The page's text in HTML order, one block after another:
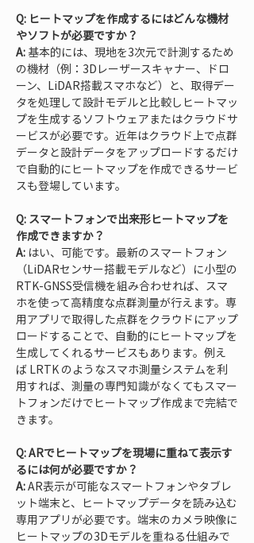
Q: ヒートマップを作成するにはどんな機材
やソフトが必要ですか？
A: 基本的には、現地を3次元で計測するため
の機材（例：3Dレーザースキャナー、ドロ
ーン、LiDAR搭載スマホなど）と、取得デー
タを処理して設計モデルと比較しヒートマッ
プを生成するソフトウェアまたはクラウドサ
ービスが必要です。近年はクラウド上で点群
データと設計データをアップロードするだけ
で自動的にヒートマップを作成できるサービ
スも登場しています。
Q: スマートフォンで出来形ヒートマップを
作成できますか？
A: はい、可能です。最新のスマートフォン
（LiDARセンサー搭載モデルなど）に小型の
RTK-GNSS受信機を組み合わせれば、スマ
ホを使って高精度な点群測量が行えます。専
用アプリで取得した点群をクラウドにアップ
ロードすることで、自動的にヒートマップを
生成してくれるサービスもあります。例え
ば LRTK のようなスマホ測量システムを利
用すれば、測量の専門知識がなくてもスマー
トフォンだけでヒートマップ作成まで完結で
きます。
Q: ARでヒートマップを現場に重ねて表示す
るには何が必要ですか？
A: AR表示が可能なスマートフォンやタブレ
ット端末と、ヒートマップデータを読み込む
専用アプリが必要です。端末のカメラ映像に
ヒートマップの3Dモデルを重ねる仕組みで